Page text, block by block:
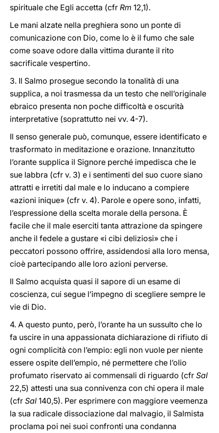
spirituale che Egli accetta (cfr Rm 12,1).
Le mani alzate nella preghiera sono un ponte di
comunicazione con Dio, come lo è il fumo che sale
come soave odore dalla vittima durante il rito
sacrificale vespertino.
3. Il Salmo prosegue secondo la tonalità di una
supplica, a noi trasmessa da un testo che nell’originale
ebraico presenta non poche difficoltà e oscurità
interpretative (soprattutto nei vv. 4-7).
Il senso generale può, comunque, essere identificato e
trasformato in meditazione e orazione. Innanzitutto
l’orante supplica il Signore perché impedisca che le
sue labbra (cfr v. 3) e i sentimenti del suo cuore siano
attratti e irretiti dal male e lo inducano a compiere
«azioni inique» (cfr v. 4). Parole e opere sono, infatti,
l’espressione della scelta morale della persona. È
facile che il male eserciti tanta attrazione da spingere
anche il fedele a gustare «i cibi deliziosi» che i
peccatori possono offrire, assidendosi alla loro mensa,
cioè partecipando alle loro azioni perverse.
Il Salmo acquista quasi il sapore di un esame di
coscienza, cui segue l’impegno di scegliere sempre le
vie di Dio.
4. A questo punto, però, l’orante ha un sussulto che lo
fa uscire in una appassionata dichiarazione di rifiuto di
ogni complicità con l’empio: egli non vuole per niente
essere ospite dell’empio, né permettere che l’olio
profumato riservato ai commensali di riguardo (cfr Sal
22,5) attesti una sua connivenza con chi opera il male
(cfr Sal 140,5). Per esprimere con maggiore veemenza
la sua radicale dissociazione dal malvagio, il Salmista
proclama poi nei suoi confronti una condanna